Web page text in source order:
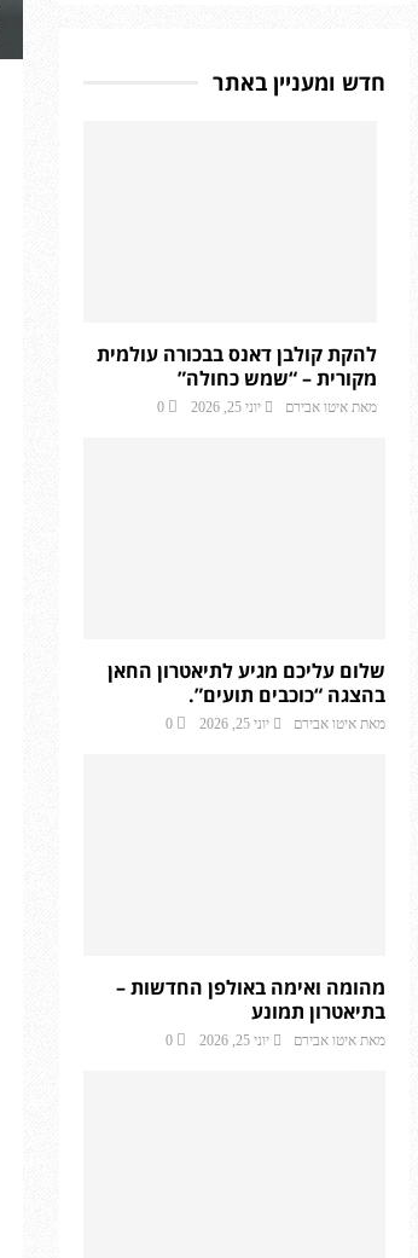
חדש ומעניין באתר
להקת קולבן דאנס בבכורה עולמית
מקורית – “שמש כחולה”
מאת איטו אבירם יוני 25, 2026 0
שלום עליכם מגיע לתיאטרון החאן
בהצגה “כוכבים תועים”.
מאת איטו אבירם יוני 25, 2026 0
מהומה ואימה באולפן החדשות –
בתיאטרון תמונע
מאת איטו אבירם יוני 25, 2026 0